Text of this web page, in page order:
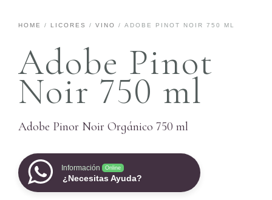
HOME / LICORES / VINO / ADOBE PINOT NOIR 750 ML
Adobe Pinot
Noir 750 ml
Adobe Pinor Noir Orgánico 750 ml
Información Online
¿Necesitas Ayuda?